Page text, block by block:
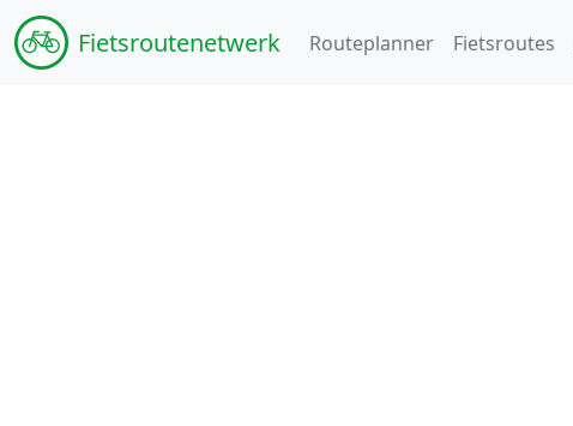
Fietsroutenetwerk Routeplanner Fietsroutes